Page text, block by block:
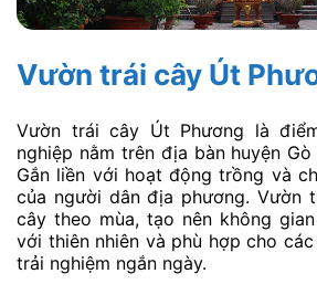
Vườn trái cây Út
Vườn trái cây Út Phương là
nghiệp nằm trên địa bàn huyện
Gắn liền với hoạt động trồng và
của người dân địa phương. Vườn
cây theo mùa, tạo nên không
với thiên nhiên và phù hợp cho
trải nghiệm ngắn ngày.